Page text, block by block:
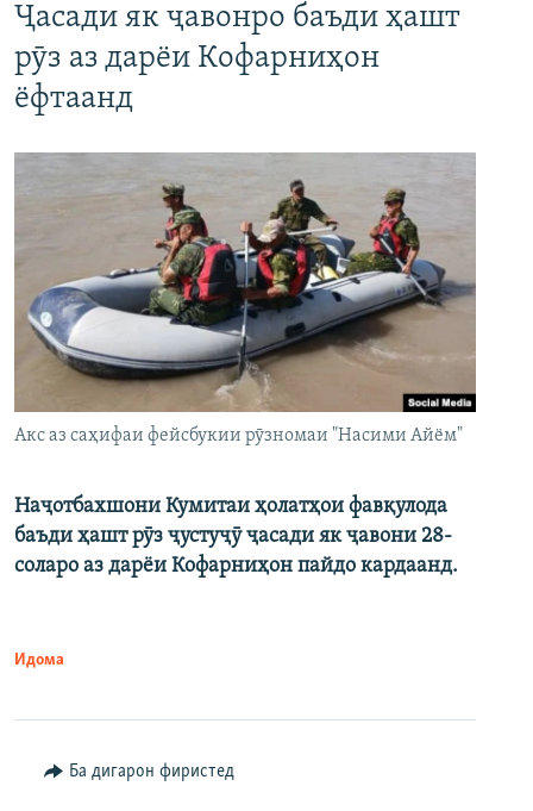
Ҷасади як ҷавонро баъди ҳашт
рӯз аз дарёи Кофарниҳон
ёфтаанд
Акс аз саҳифаи фейсбукии рӯзномаи "Насими Айём"
Наҷотбахшони Кумитаи ҳолатҳои фавқулода
баъди ҳашт рӯз ҷустуҷӯ ҷасади як ҷавони 28-
соларо аз дарёи Кофарниҳон пайдо кардаанд.
Идома
Ба дигарон фиристед